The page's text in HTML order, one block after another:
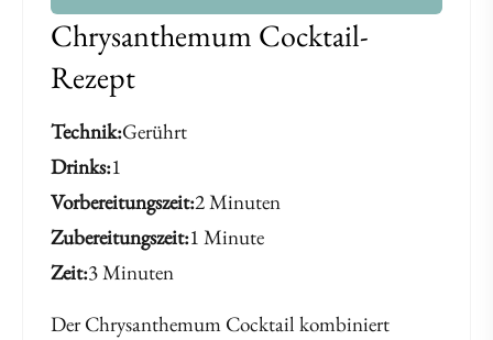
Chrysanthemum Cocktail-
Rezept
Technik Gerührt
Drinks 1
Vorbereitungszeit 2 Minuten
Zubereitungszeit 1 Minute
Zeit 3 Minuten
Der Chrysanthemum Cocktail kombiniert